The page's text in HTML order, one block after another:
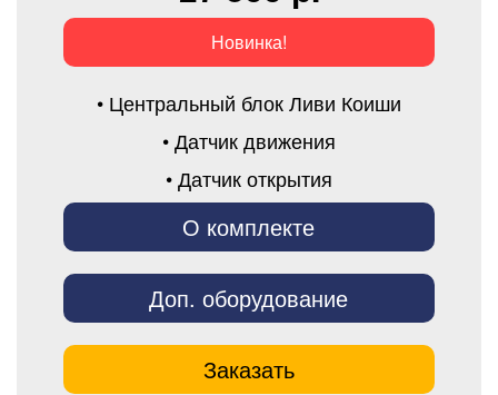
Новинка!
• Центральный блок Ливи Коиши
• Датчик движения
• Датчик открытия
О комплекте
Доп. оборудование
Заказать